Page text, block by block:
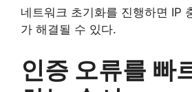
네트워크 초기화를 진행하면 IP
가 해결될 수 있다.
인증 오류를 빠